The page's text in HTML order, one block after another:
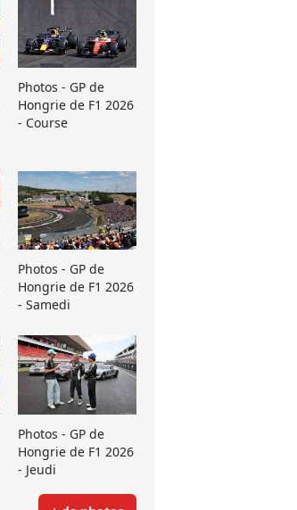
Photos - GP de
Hongrie de F1 2026
- Course
Photos - GP de
Hongrie de F1 2026
- Samedi
Photos - GP de
Hongrie de F1 2026
- Jeudi